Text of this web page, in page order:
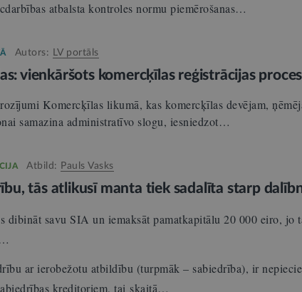
atbalsta kontroles normu piemērošanas…
Autors: LV portāls
vienkāršots komercķīlas reģistrācijas
Komercķīlas likumā, kas komercķīlas devējam,
samazina administratīvo slogu, iesniedzot…
Atbild: Pauls Vasks
tās atlikusī manta tiek sadalīta starp
dibināt savu SIA un iemaksāt pamatkapitālu 20 000 eiro, jo
ar ierobežotu atbildību (turpmāk – sabiedrība), ir
kreditoriem, tai skaitā…